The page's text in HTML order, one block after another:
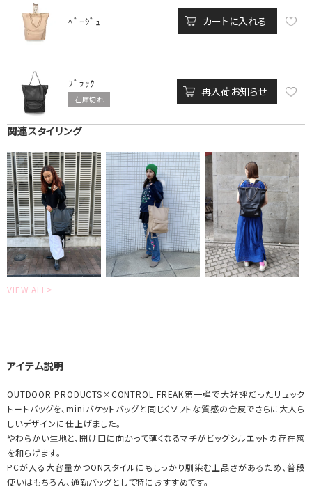
ﾍﾞｰｼﾞｭ カートに入れる
ﾌﾞﾗｯｸ
在庫切れ
再入荷お知らせ
関連スタイリング
VIEW ALL>
アイテム説明
OUTDOOR PRODUCTS×CONTROL FREAK第一弾で大好評だったリュック
トートバッグを、miniバケットバッグと同じくソフトな質感の合皮でさらに大人ら
しいデザインに仕上げました。
やわらかい生地と、開け口に向かって薄くなるマチがビッグシルエットの存在感
を和らげます。
PCが入る大容量かつONスタイルにもしっかり馴染む上品さがあるため、普段
使いはもちろん、通勤バッグとして特におすすめです。